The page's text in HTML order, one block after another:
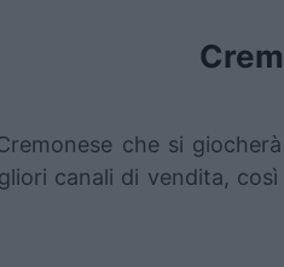
che si
canali di vendita,